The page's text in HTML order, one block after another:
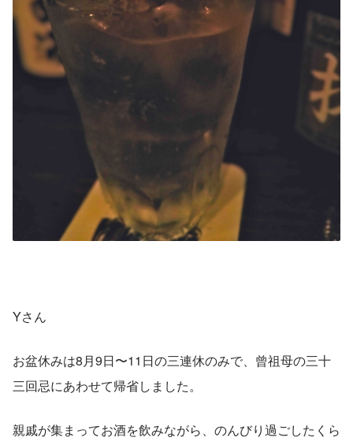
Yさん
お盆休みは8月9日〜11日の三連休のみで、曾祖母の三十
三回忌にあわせて帰省しました。
親戚が集まってお酒を飲みながら、のんびり過ごしたくら